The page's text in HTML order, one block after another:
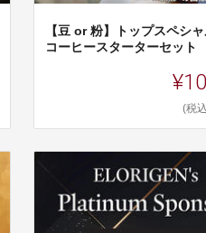
【豆 or 粉】トップスペシ
コーヒースターターセット
(税